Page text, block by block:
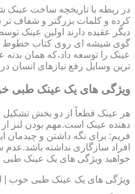
در ربطه با تاریخچه ساخت عینک
کرده و کلمات بزرگتر و شفاف تر
عینک را توسعه داد،که همان
ترین وسایل رفع نیازهای انسان
ویژگی های یک عینک طبی
هر عینک قطعاً از دو بخش
دهنده عینک است.مهم بودن لنز
فریم: برای نگه داشتن و
افراد سازگاری نداشته
خواهید ویژگی های یک عینک طبی
ویژگی های یک عینک طبی خوب |